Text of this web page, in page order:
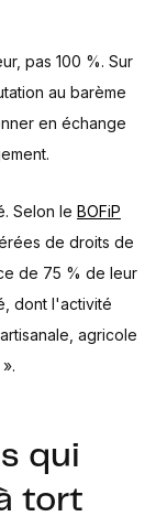
pas 100 %. Sur
au barème
en échange
Selon le BOFiP
de droits de
de 75 % de leur
dont l'activité
agricole
qui
tort